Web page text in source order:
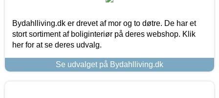
Bydahlliving.dk er drevet af mor og to døtre. De har et
stort sortiment af boliginteriør på deres webshop. Klik
her for at se deres udvalg.
Se udvalget på Bydahlliving.dk